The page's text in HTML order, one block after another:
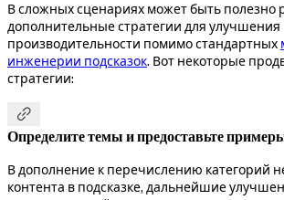
В сложных сценариях может быть полезно
дополнительные стратегии для улучшения
производительности помимо стандартных
инженерии подсказок. Вот некоторые
стратегии:

Определите темы и предоставьте
В дополнение к перечислению категорий
контента в подсказке, дальнейшие